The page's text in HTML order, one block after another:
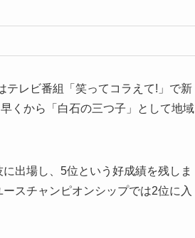
テレビ番組「笑ってコラえて!」で新
くから「白石の三つ子」として地域
出場し、5位という好成績を残しま
スチャンピオンシップでは2位に入